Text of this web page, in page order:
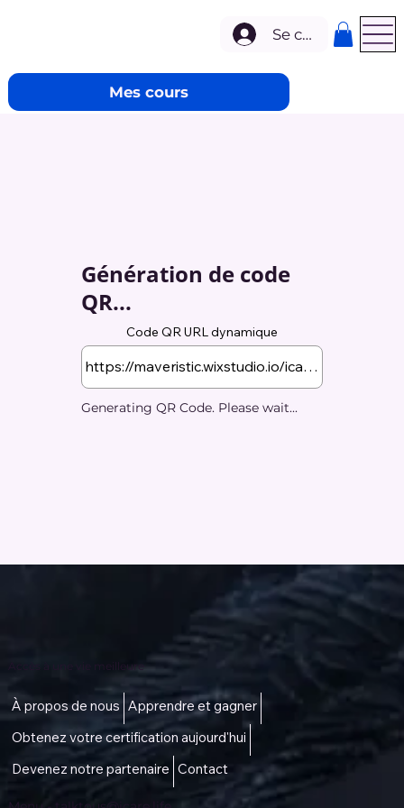
Mes cours
Se connecter
Génération de code
QR...
Code QR URL dynamique
Generating QR Code. Please wait...
Accès à une vie meilleure
À propos de nous Apprendre et gagner
Obtenez votre certification aujourd'hui
Devenez notre partenaire Contact